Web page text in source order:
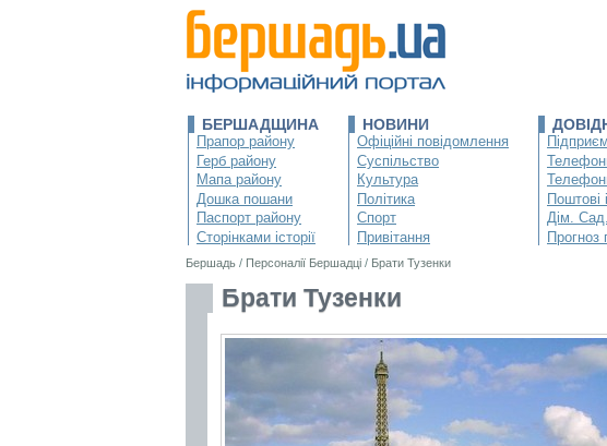
БЕРШАДЩИНА
Прапор району
Герб району
Мапа району
Дошка пошани
Паспорт району
Сторінками історії
НОВИНИ
Офіційні повідомлення
Суспільство
Культура
Політика
Спорт
Привітання
Поштові
Дім.
Прогноз
Бершадь / Персоналії Бершадці / Брати Тузенки
Брати Тузенки